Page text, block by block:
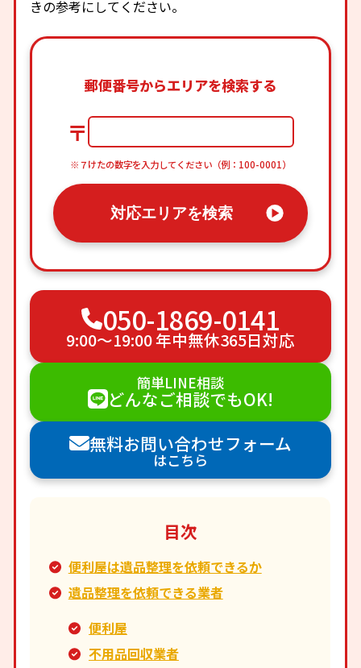
きの参考にしてください。
郵便番号からエリアを検索する
〒
※７けたの数字を入力してください（例：100-0001）
対応エリアを検索
050-1869-0141
9:00〜19:00 年中無休365日対応
簡単LINE相談
どんなご相談でもOK!
無料お問い合わせフォーム
はこちら
目次
便利屋は遺品整理を依頼できるか
遺品整理を依頼できる業者
便利屋
不用品回収業者